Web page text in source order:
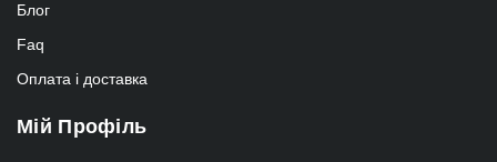
Блог
Faq
Оплата і доставка
Мій Профіль